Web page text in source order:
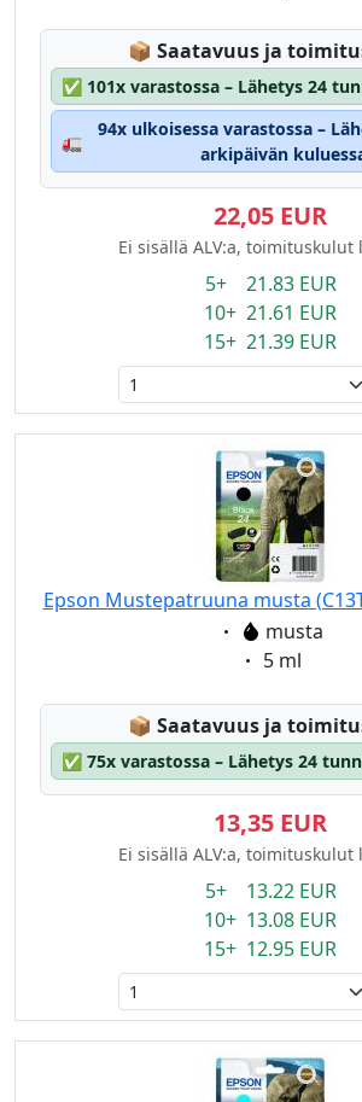
📦 Lagerstatus:
Saatavuus ja
✅ 101x varastossa – Lähetys 24
🚛
94x ulkoisessa varastossa –
arkipäivän
22,05 EUR
Ei sisällä ALV:a, toimituskulut
5+ 21.83 EUR
10+ 21.61 EUR
15+ 21.39 EUR
Epson Mustepatruuna musta
Eigenschaft:
musta
Eigenschaft:
5 ml
📦 Lagerstatus:
Saatavuus ja
✅ 75x varastossa – Lähetys 24
13,35 EUR
Ei sisällä ALV:a, toimituskulut
5+ 13.22 EUR
10+ 13.08 EUR
15+ 12.95 EUR